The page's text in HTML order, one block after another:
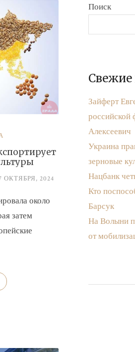
ОКТЯБРЯ, 2024
около
затем
Поиск
Свежие
Зайферт
российской
Алексеевич
Украина
зерновые
Нацбанк
Кто
Барсук
На Волыни
от